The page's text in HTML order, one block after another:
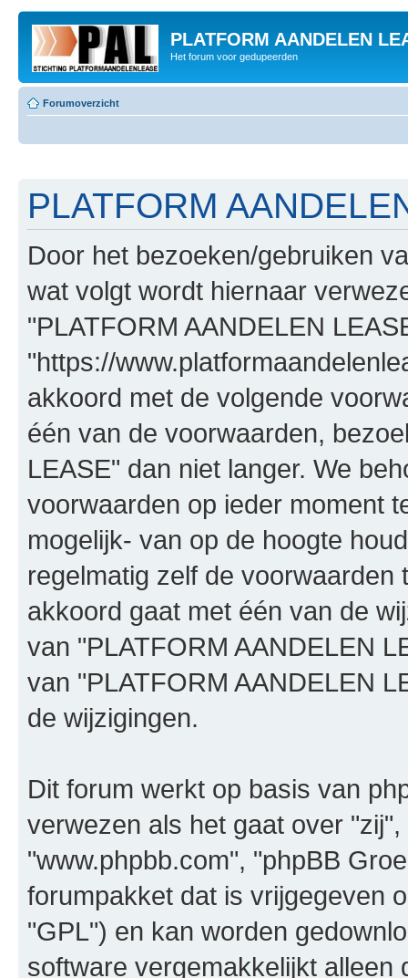
PLATFORM AANDELEN
Het forum voor gedupeerden
Forumoverzicht
PLATFORM
Door het bezoeken/gebruiken
wat volgt wordt hiernaar
"PLATFORM AANDELEN
"https://
akkoord met de volgende
één van de voorwaarden,
LEASE" dan niet langer. We
voorwaarden op ieder moment
mogelijk- van op de hoogte
regelmatig zelf de voorwaarden
akkoord gaat met één van de
van "PLATFORM AANDELEN
van "PLATFORM AANDELEN
de wijzigingen.
Dit forum werkt op basis van
verwezen als het gaat over
"www.phpbb.com", "phpBB
forumpakket dat is vrijgegeven
"GPL") en kan worden
software vergemakkelijkt alleen